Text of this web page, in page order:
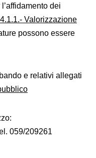
dei
Valorizzazione
possono essere
e relativi allegati
059/209261